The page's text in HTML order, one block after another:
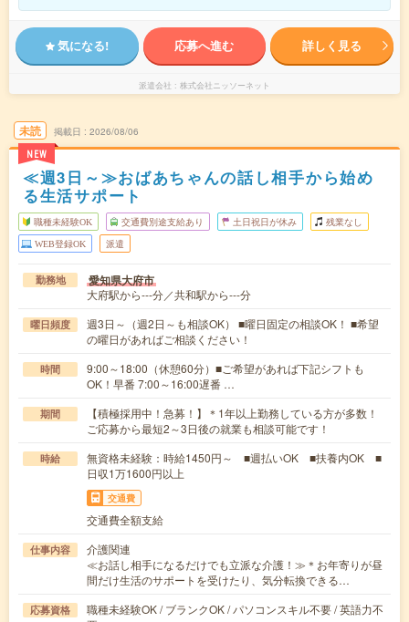
気になる! 応募へ進む 詳しく見る
派遣会社 株式会社ニッソーネット
未読
NEW
掲載日 2026/08/06
≪週3日～≫おばあちゃんの話し相手から始め
る生活サポート
職種未経験OK 交通費別途支給あり 土日祝日が休み 残業なし
WEB登録OK 派遣
勤務地 愛知県大府市
大府駅から---分／共和駅から---分
曜日頻度
週3日～（週2日～も相談OK） ■曜日固定の相談OK！ ■希望
の曜日があればご相談ください！
時間
9:00～18:00（休憩60分）■ご希望があれば下記シフトも
OK！早番 7:00～16:00遅番 …
期間
【積極採用中！急募！】＊1年以上勤務している方が多数！
ご応募から最短2～3日後の就業も相談可能です！
時給
無資格未経験：時給1450円～ ■週払いOK ■扶養内OK ■
日収1万1600円以上
交通費
交通費全額支給
仕事内容
介護関連
≪お話し相手になるだけでも立派な介護！≫＊お年寄りが昼
間だけ生活のサポートを受けたり、気分転換できる…
応募資格
職種未経験OK / ブランクOK / パソコンスキル不要 / 英語力不